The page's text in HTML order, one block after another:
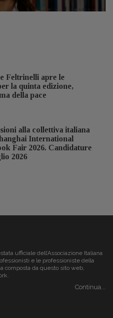
Feltrinelli apre le
la quinta edizione,
della pace
alla collettiva italiana
International
Fair 2026. Candidature
2026
ufficiale dell’Associazione Italiana
e le professioniste della
composta da questo sito web,
Continua...